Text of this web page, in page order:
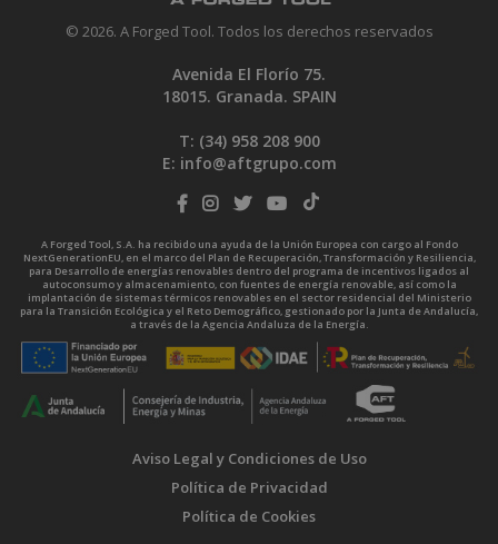
© 2026. A Forged Tool. Todos los derechos reservados
Avenida El Florío 75.
18015. Granada. SPAIN
T: (34) 958 208 900
E: info@aftgrupo.com
A Forged Tool, S.A. ha recibido una ayuda de la Unión Europea con cargo al Fondo
NextGenerationEU, en el marco del Plan de Recuperación, Transformación y Resiliencia,
para Desarrollo de energías renovables dentro del programa de incentivos ligados al
autoconsumo y almacenamiento, con fuentes de energía renovable, así como la
implantación de sistemas térmicos renovables en el sector residencial del Ministerio
para la Transición Ecológica y el Reto Demográfico, gestionado por la Junta de Andalucía,
a través de la Agencia Andaluza de la Energía.
Aviso Legal y Condiciones de Uso
Política de Privacidad
Política de Cookies